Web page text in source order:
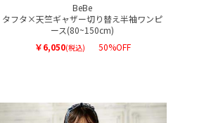
BeBe
タフタ×天竺ギャザー切り替え半袖ワンピ
ース(80~150cm)
￥6,050(税込) 50%OFF